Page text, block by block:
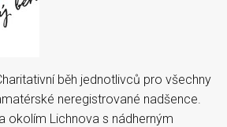
běh jednotlivců pro všechny
neregistrované nadšence.
okolím Lichnova s nádherným